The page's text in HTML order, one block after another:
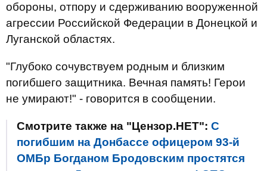
обороны, отпору и сдерживанию вооруженной
агрессии Российской Федерации в Донецкой и
Луганской областях.
"Глубоко сочувствуем родным и близким
погибшего защитника. Вечная память! Герои
не умирают!" - говорится в сообщении.
Смотрите также на "Цензор.НЕТ": С
погибшим на Донбассе офицером 93-й
ОМБр Богданом Бродовским простятся